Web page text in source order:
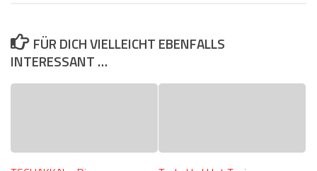
FÜR DICH VIELLEICHT EBENFALLS
INTERESSANT …